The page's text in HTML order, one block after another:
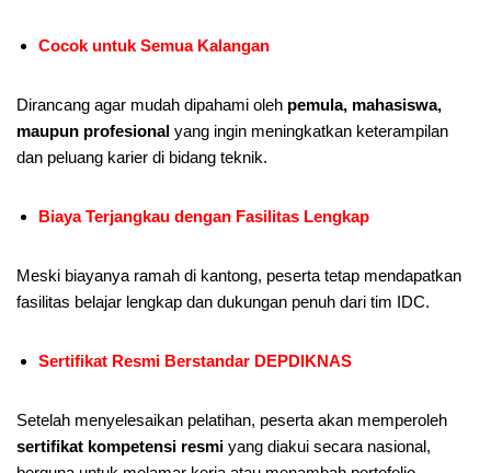
Cocok untuk Semua Kalangan
Dirancang agar mudah dipahami oleh pemula, mahasiswa,
maupun profesional yang ingin meningkatkan keterampilan
dan peluang karier di bidang teknik.
Biaya Terjangkau dengan Fasilitas Lengkap
Meski biayanya ramah di kantong, peserta tetap mendapatkan
fasilitas belajar lengkap dan dukungan penuh dari tim IDC.
Sertifikat Resmi Berstandar DEPDIKNAS
Setelah menyelesaikan pelatihan, peserta akan memperoleh
sertifikat kompetensi resmi yang diakui secara nasional,